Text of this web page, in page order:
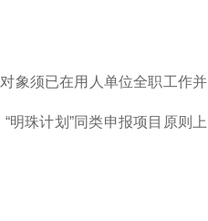
象须已在用人单位全职工作并
明珠计划”同类申报项目原则上